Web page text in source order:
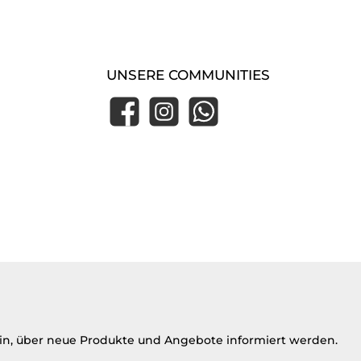
UNSERE COMMUNITIES
FacebookInstagramWhatsApp
über neue Produkte und Angebote informiert werden.